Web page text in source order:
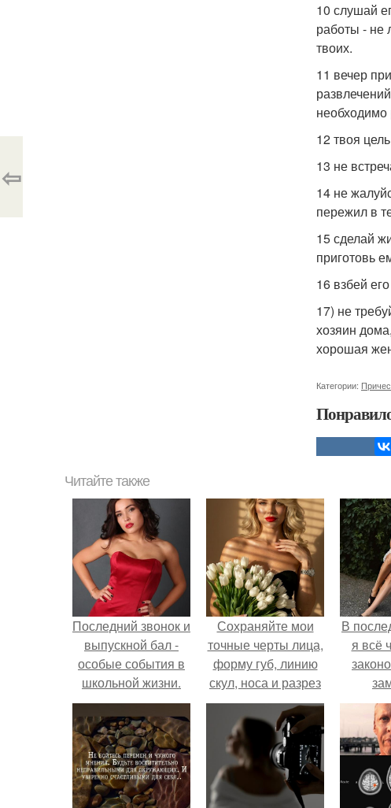
10 слушай
работы - не
твоих.
11 вечер
необходимо
12 твоя
13 не
14 не
пережил в
15 сделай
приготовь
16 взбей
17) не
хозяин
хорошая
Категории:
⇦
Читайте также
Последний звонок и
выпускной бал -
особые события в
школьной жизни.
Сохраняйте мои
точные черты лица,
форму губ, линию
скул, носа и разрез
глаз.
В
я всё